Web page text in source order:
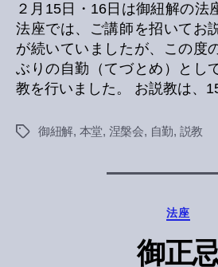
２月15日・16日は御紐解の法
法座では、ご講師を招いてお
が続いていましたが、この度
ぶりの自勤（てづとめ）とし
教を行いました。 お説教は、
Tags御紐解, 本堂, 涅槃会, 自勤, 説教
法座
御正